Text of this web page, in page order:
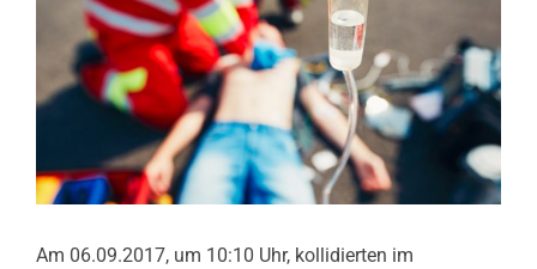
Am 06.09.2017, um 10:10 Uhr, kollidierten im